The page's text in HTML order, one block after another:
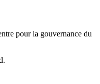
pour la gouvernance du